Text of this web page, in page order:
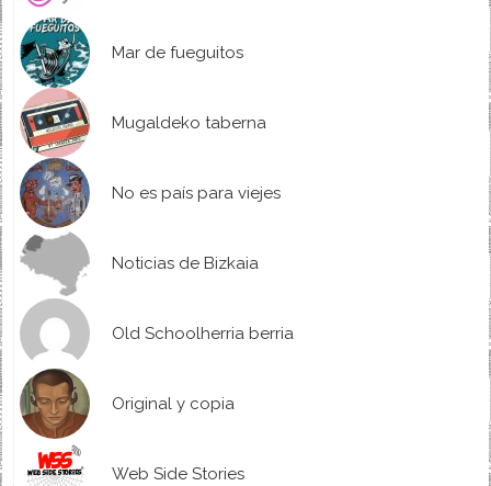
Mar de fueguitos
Mugaldeko taberna
No es país para viejes
Noticias de Bizkaia
Old Schoolherria berria
Original y copia
Web Side Stories